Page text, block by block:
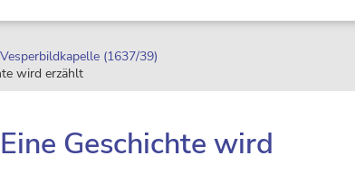
Vesperbildkapelle (1637/39)
wird erzählt
Geschichte wird